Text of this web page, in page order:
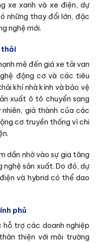
xe xanh và xe điện, dự
những thay đổi lớn, đặc
nghệ mới.
thải
mẽ đến giá xe tải van
động cơ và các tiêu
khí nhà kính và bảo vệ
xuất ô tô chuyển sang
giá thành của các
cơ truyền thống vì chi
dần nhờ vào sự gia tăng
sản xuất. Do đó, dự
và hybrid có thể dao
phủ
trợ các doanh nghiệp
thiện với môi trường